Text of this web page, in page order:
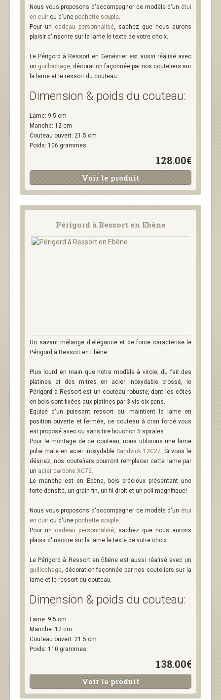
Nous vous proposons d'accompagner ce modèle d'un étui
en cuir ou d'une pochette souple.
Pour un cadeau personnalisé, sachez que nous aurons
plaisir d'inscrire sur la lame le texte de votre choix.
Le Périgord à Ressort en Genévrier est aussi réalisé avec
un guillochage, décoration façonnée par nos couteliers sur
la lame et le ressort du couteau.
Dimension & poids du couteau:
Lame: 9.5 cm
Manche: 12 cm
Couteau ouvert: 21.5 cm
Poids: 106 grammes
128.00€
Voir le produit
Périgord à Ressort en Ebène
Un savant mélange d'élégance et de force caractérise le
Périgord à Ressort en Ebène.
Plus lourd en main que notre modèle à virole, du fait des
platines et des mitres en acier inoxydable brossé, le
Périgord à Ressort est un couteau robuste, dont les côtes
en bois sont fixées aux platines par 3 vis six pans.
Equipé d'un puissant ressort qui maintient la lame en
position ouverte et fermée, ce couteau à cran forcé vous
est proposé avec ou sans tire bouchon 5 spirales.
Pour le montage de ce couteau, nous utilisons une lame
polie mate en acier inoxydable Sandvick 12C27. Si vous le
désirez, nos couteliers pourront remplacer cette lame par
un acier carbone XC75.
Le manche est en Ebène, bois précieux présentant une
forte densité, un grain fin, un fil droit et un poli magnifique!
Nous vous proposons d'accompagner ce modèle d'un étui
en cuir ou d'une pochette souple.
Pour un cadeau personnalisé, sachez que nous aurons
plaisir d'inscrire sur la lame le texte de votre choix.
Le Périgord à Ressort en Ebène est aussi réalisé avec un
guillochage, décoration façonnée par nos couteliers sur la
lame et le ressort du couteau.
Dimension & poids du couteau:
Lame: 9.5 cm
Manche: 12 cm
Couteau ouvert: 21.5 cm
Poids: 110 grammes
138.00€
Voir le produit